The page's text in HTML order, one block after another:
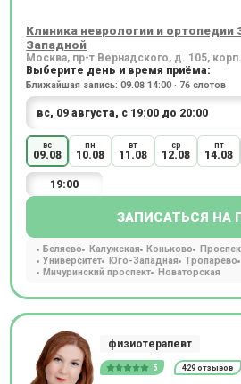
Клиника неврологии и
Западной
Москва, пр-т Вернадского, д. 105,
Выберите день и время приёма:
Ближайшая запись: 09.08 14:00 · 76 слотов
вс
09.08
пн
10.08
вт
11.08
ср
12.08
пт
14.08
19:00
ЗАПИСАТЬСЯ НА
Беляево Калужская Коньково
Университет
Юго-Западная Тропарёво
Мичуринский проспект
Новаторская
физиотерапевт
5 429 отзывов